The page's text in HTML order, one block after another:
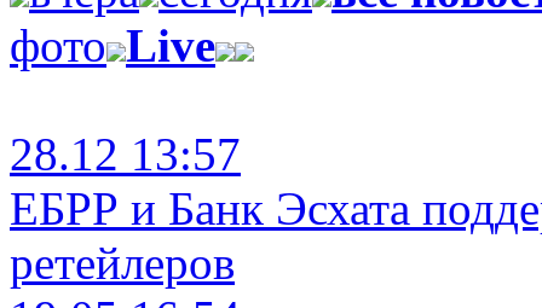
фото Live
28.12 13:57
ЕБРР и Банк Эсхата
ретейлеров